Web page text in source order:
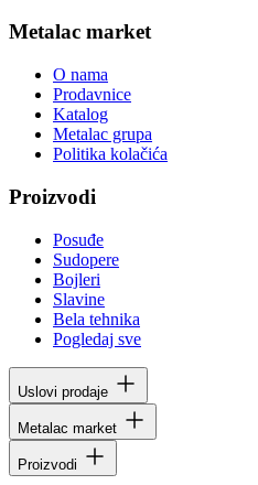
Metalac market
O nama
Prodavnice
Katalog
Metalac grupa
Politika kolačića
Proizvodi
Posuđe
Sudopere
Bojleri
Slavine
Bela tehnika
Pogledaj sve
Uslovi prodaje
Metalac market
Proizvodi